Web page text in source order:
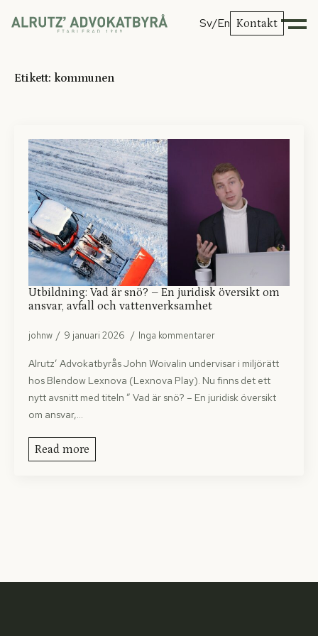
Sv/En Kontakt
Etikett: kommunen
Utbildning: Vad är snö? – En juridisk översikt om
ansvar, avfall och vattenverksamhet
johnw 9 januari 2026 Inga kommentarer
Alrutz’ Advokatbyrås John Woivalin undervisar i miljörätt
hos Blendow Lexnova (Lexnova Play). Nu finns det ett
nytt avsnitt med titeln ” Vad är snö? – En juridisk översikt
om ansvar,…
Read more